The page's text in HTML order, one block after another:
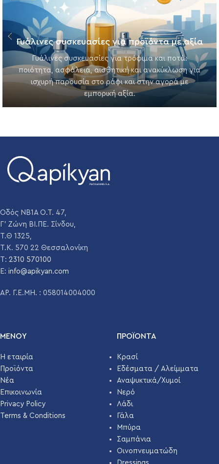
Γυάλινες συσκευασίες για προϊόντα με αξία
Γυάλινες συσκευασίες για τρόφιμα και ποτά:
ποιότητα, ασφάλεια, αισθητική και ανακύκλωση για
ισχυρή παρουσία στο ράφι και στην αγορά με
εμπορική αξία.
Οδός ΝΒ1Α Ο.Τ. 47,
Γ' Ζώνη ΒΙ.ΠΕ. Σίνδου,
Τ.Θ 1325,
Τ.Κ. 570 22 Θεσσαλονίκη
T: 2310 570100
E: info@apikyan.com
ΑΡ. Γ.Ε.ΜΗ. : 058014004000
ΜΕΝΟΥ
Η εταιρία
Προϊόντα
Νέα
Επικοινωνία
Privacy Policy
Terms & Conditions
ΠΡΟΪΌΝΤΑ
Κρασί
Εδέσματα / Αλείμματα
Αναψυκτικά/Χυμοί
Νερό
Λάδι
Γάλα
Μπύρα
Σαμπάνια
Οινοπνευματώδη